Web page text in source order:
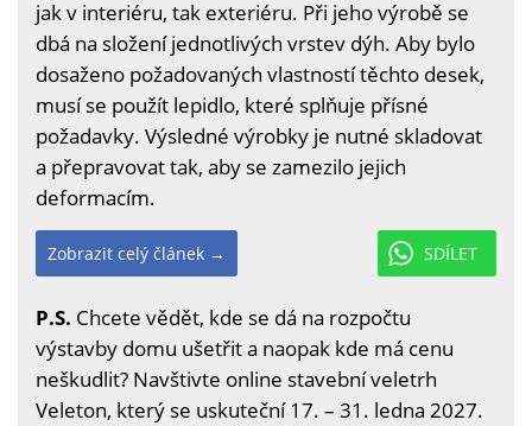
jak v interiéru, tak exteriéru. Při jeho výrobě se
dbá na složení jednotlivých vrstev dýh. Aby bylo
dosaženo požadovaných vlastností těchto desek,
musí se použít lepidlo, které splňuje přísné
požadavky. Výsledné výrobky je nutné skladovat
a přepravovat tak, aby se zamezilo jejich
deformacím.
SDÍLET
Zobrazit celý článek →
P.S. Chcete vědět, kde se dá na rozpočtu
výstavby domu ušetřit a naopak kde má cenu
neškudlit? Navštivte online stavební veletrh
Veleton, který se uskuteční 17. – 31. ledna 2027.